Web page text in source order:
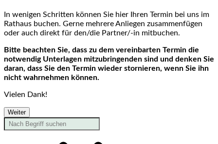
In wenigen Schritten können Sie hier Ihren Termin bei uns im
Rathaus buchen. Gerne mehrere Anliegen zusammenfügen
oder auch direkt für den/die Partner/-in mitbuchen.
Bitte beachten Sie, dass zu dem vereinbarten Termin die
notwendig Unterlagen mitzubringenden sind und denken Sie
daran, dass Sie den Termin wieder stornieren, wenn Sie ihn
nicht wahrnehmen können.
Vielen Dank!
Weiter